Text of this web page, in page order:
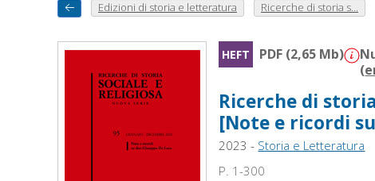
Edizioni di storia e letteratura Ricerche di storia s...
HEFT PDF (2,65 Mb)
(
Ricerche di
[Note e ricordi
2023 - Storia e Letteratura
P. 1-300